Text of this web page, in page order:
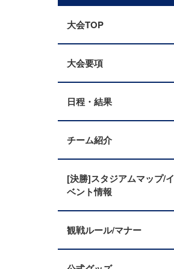
大会TOP
大会要項
日程・結果
チーム紹介
[決勝]スタジアムマップ/イ
ベント情報
観戦ルール/マナー